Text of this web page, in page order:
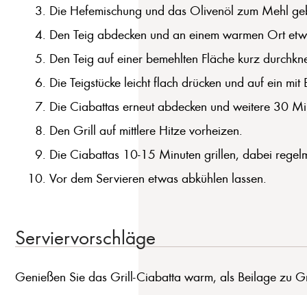
Die Hefemischung und das Olivenöl zum Mehl
Den Teig abdecken und an einem warmen Ort
Den Teig auf einer bemehlten Fläche kurz
Die Teigstücke leicht flach drücken und auf ein
Die Ciabattas erneut abdecken und weitere 30
Den Grill auf mittlere Hitze vorheizen.
Die Ciabattas 10-15 Minuten grillen, dabei
Vor dem Servieren etwas abkühlen lassen.
Serviervorschläge
Genießen Sie das Grill-Ciabatta warm, als Beilage zu